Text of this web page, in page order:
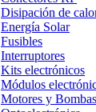
Disipación de
Energía Solar
Fusibles
Interruptores
Kits electrónicos
Módulos
Motores y Bombas